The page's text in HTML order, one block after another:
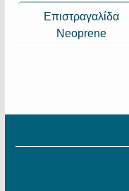
Επιστραγαλίδα
Neoprene